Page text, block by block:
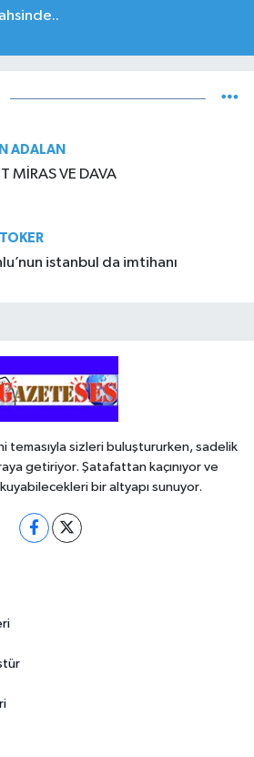
ADALAN
MİRAS VE DAVA
istanbul da imtihanı
temasıyla sizleri buluştururken, sadelik
getiriyor. Şatafattan kaçınıyor ve
bir altyapı sunuyor.